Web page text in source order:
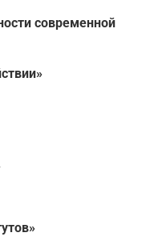
современной